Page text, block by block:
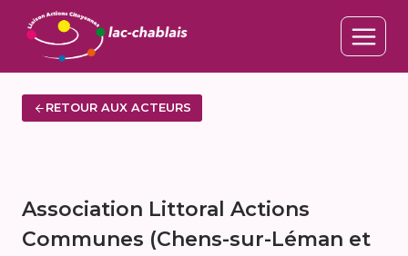
contenu
RETOUR AUX ACTEURS
Association Littoral Actions
Communes (Chens-sur-Léman et